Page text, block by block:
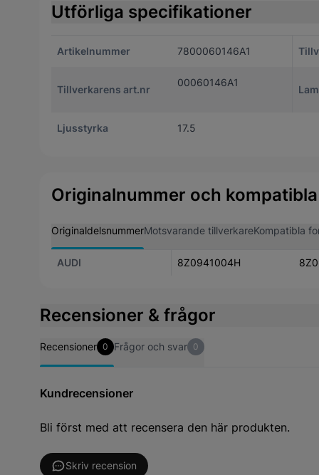
Utförliga specifikationer
Artikelnummer 7800060146A1
Tillverkarens art.nr
00060146A1
Ljusstyrka 17.5
Originalnummer och
OriginaldelsnummerMotsvarande tillverkareKompatibla
AUDI 8Z0941004H
Recensioner & frågor
Recensioner 0 Frågor och svar 0
Kundrecensioner
Bli först med att recensera den här produkten.
Skriv recension